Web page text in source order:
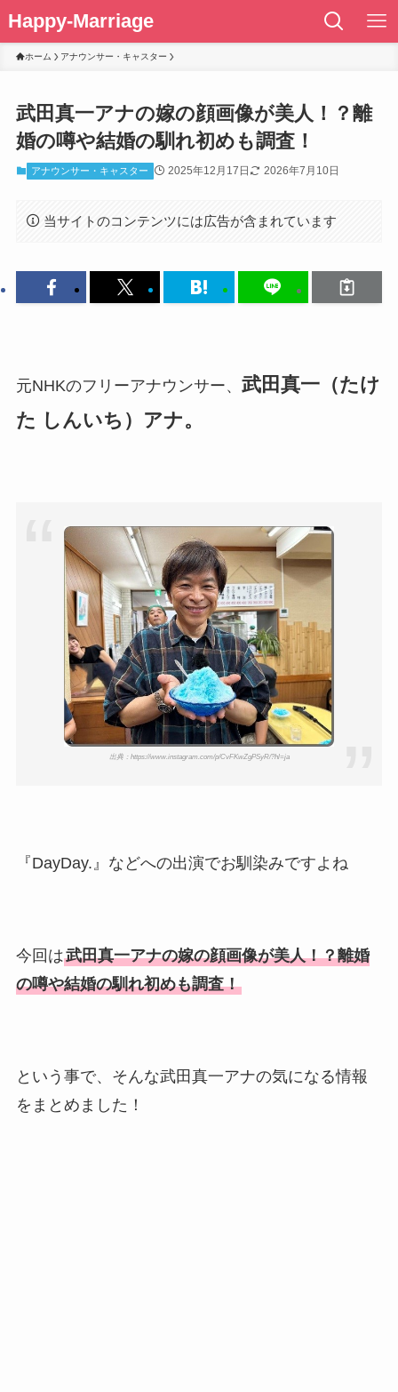
Happy-Marriage
ホーム アナウンサー・キャスター
武田真一アナの嫁の顔画像が美人！？離
婚の噂や結婚の馴れ初めも調査！
アナウンサー・キャスター 2025年12月17日 2026年7月10日
当サイトのコンテンツには広告が含まれています
元NHKのフリーアナウンサー、 武田真一（たけ
た しんいち）アナ。
出典：https://www.instagram.com/p/CvFKwZgPSyR/?hl=ja
『DayDay.』などへの出演でお馴染みですよね
今回は武田真一アナの嫁の顔画像が美人！？離婚
の噂や結婚の馴れ初めも調査！
という事で、そんな武田真一アナの気になる情報
をまとめました！